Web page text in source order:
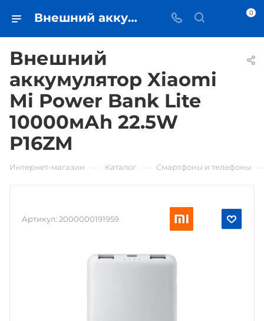
Внешний аккумулятор Xiaomi Mi Power Bank Lite 10000мАh 22.5W P16ZM • купить в Самаре - iЧехол 0
Внешний
аккумулятор Xiaomi
Mi Power Bank Lite
10000мАh 22.5W
P16ZM
Интернет-магазин Каталог Смартфоны и телефоны
Артикул: 2000000191959